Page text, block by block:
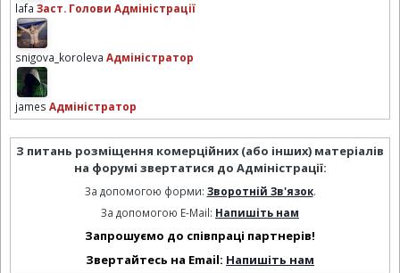
lafa Заст. Голови Адміністрації
snigova_koroleva Адміністратор
james Адміністратор
З питань розміщення комерційних (або інших) матеріалів
на форумі звертатися до Адміністрації:
За допомогою форми: Зворотній Зв'язок.
За допомогою E-Mail: Напишіть нам
Запрошуємо до співпраці партнерів!
Звертайтесь на Email: Напишіть нам